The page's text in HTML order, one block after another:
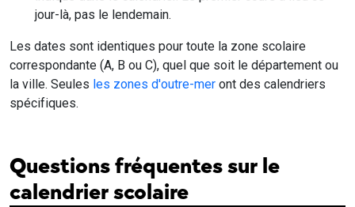
jour-là, pas le lendemain.
Les dates sont identiques pour toute la zone scolaire
correspondante (A, B ou C), quel que soit le département ou
la ville. Seules les zones d'outre-mer ont des calendriers
spécifiques.
Questions fréquentes sur le
calendrier scolaire